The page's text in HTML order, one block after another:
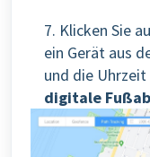
7. Klicken Sie
ein Gerät aus
und die
digitale